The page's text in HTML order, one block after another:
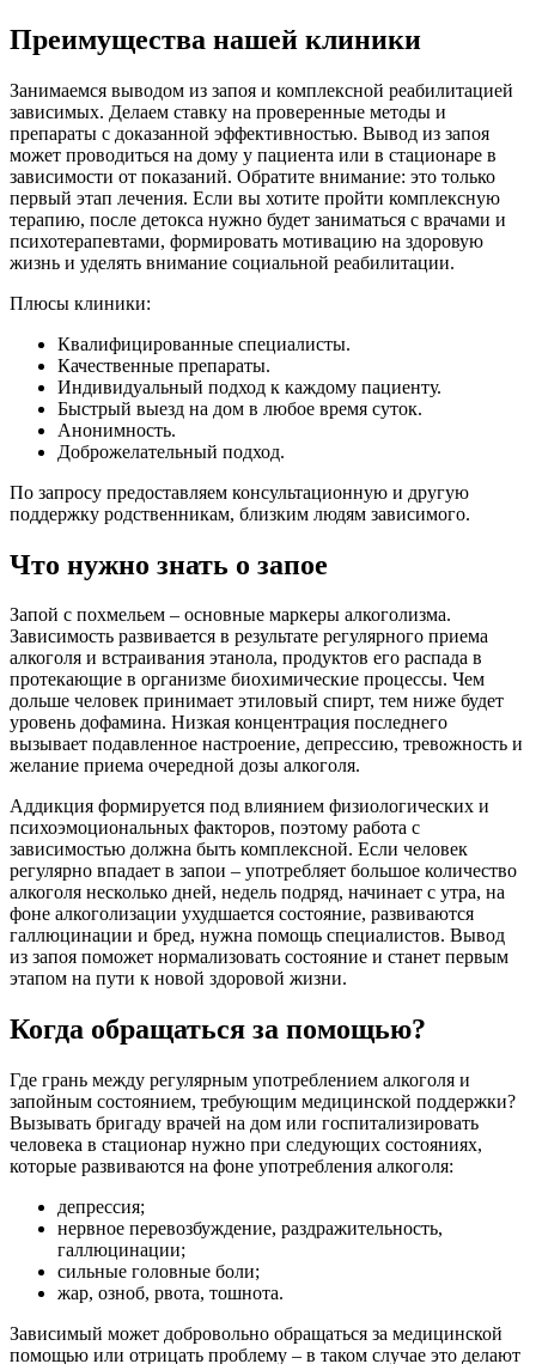
Преимущества нашей клиники
Занимаемся выводом из запоя и комплексной реабилитацией
зависимых. Делаем ставку на проверенные методы и
препараты с доказанной эффективностью. Вывод из запоя
может проводиться на дому у пациента или в стационаре в
зависимости от показаний. Обратите внимание: это только
первый этап лечения. Если вы хотите пройти комплексную
терапию, после детокса нужно будет заниматься с врачами и
психотерапевтами, формировать мотивацию на здоровую
жизнь и уделять внимание социальной реабилитации.
Плюсы клиники:
Квалифицированные специалисты.
Качественные препараты.
Индивидуальный подход к каждому пациенту.
Быстрый выезд на дом в любое время суток.
Анонимность.
Доброжелательный подход.
По запросу предоставляем консультационную и другую
поддержку родственникам, близким людям зависимого.
Что нужно знать о запое
Запой с похмельем – основные маркеры алкоголизма.
Зависимость развивается в результате регулярного приема
алкоголя и встраивания этанола, продуктов его распада в
протекающие в организме биохимические процессы. Чем
дольше человек принимает этиловый спирт, тем ниже будет
уровень дофамина. Низкая концентрация последнего
вызывает подавленное настроение, депрессию, тревожность и
желание приема очередной дозы алкоголя.
Аддикция формируется под влиянием физиологических и
психоэмоциональных факторов, поэтому работа с
зависимостью должна быть комплексной. Если человек
регулярно впадает в запои – употребляет большое количество
алкоголя несколько дней, недель подряд, начинает с утра, на
фоне алкоголизации ухудшается состояние, развиваются
галлюцинации и бред, нужна помощь специалистов. Вывод
из запоя поможет нормализовать состояние и станет первым
этапом на пути к новой здоровой жизни.
Когда обращаться за помощью?
Где грань между регулярным употреблением алкоголя и
запойным состоянием, требующим медицинской поддержки?
Вызывать бригаду врачей на дом или госпитализировать
человека в стационар нужно при следующих состояниях,
которые развиваются на фоне употребления алкоголя:
депрессия;
нервное перевозбуждение, раздражительность,
галлюцинации;
сильные головные боли;
жар, озноб, рвота, тошнота.
Зависимый может добровольно обращаться за медицинской
помощью или отрицать проблему – в таком случае это делают